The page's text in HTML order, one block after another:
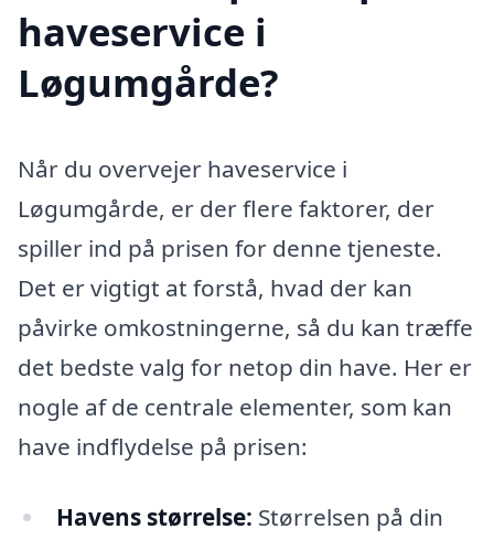
haveservice i
Løgumgårde?
Når du overvejer haveservice i
Løgumgårde, er der flere faktorer, der
spiller ind på prisen for denne tjeneste.
Det er vigtigt at forstå, hvad der kan
påvirke omkostningerne, så du kan træffe
det bedste valg for netop din have. Her er
nogle af de centrale elementer, som kan
have indflydelse på prisen:
Havens størrelse: Størrelsen på din